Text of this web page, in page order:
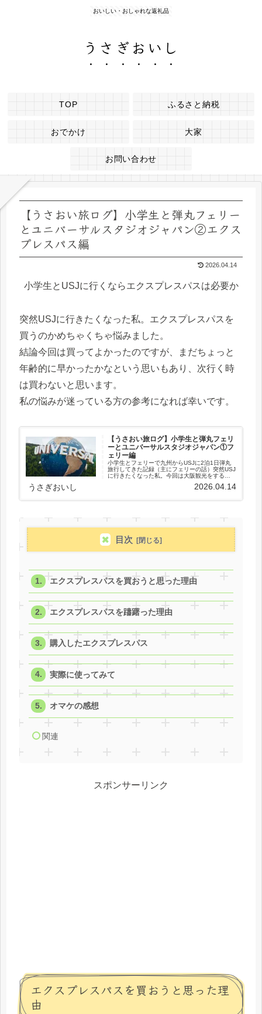
おいしい・おしゃれな返礼品
うさぎおいし
TOP ふるさと納税
おでかけ 大家
お問い合わせ
【うさおい旅ログ】小学生と弾丸フェリー
とユニバーサルスタジオジャパン②エクス
プレスパス編
2026.04.14
小学生とUSJに行くならエクスプレスパスは必要か
突然USJに行きたくなった私。エクスプレスパスを
買うのかめちゃくちゃ悩みました。
結論今回は買ってよかったのですが、まだちょっと
年齢的に早かったかなという思いもあり、次行く時
は買わないと思います。
私の悩みが迷っている方の参考になれば幸いです。
【うさおい旅ログ】小学生と弾丸フェリ
ーとユニバーサルスタジオジャパン①フ
ェリー編
小学生とフェリーで九州からUSJに2泊1日弾丸
旅行してきた記録（主にフェリーの話）突然USJ
に行きたくなった私。今回は大阪観光をするつ
もりがなく、USJだけ満喫できればいい、という
ことで、小学生の子供と一緒に新門司港〜大阪
うさぎおいし 2026.04.14
目次
エクスプレスパスを買おうと思った理由
エクスプレスパスを躊躇った理由
購入したエクスプレスパス
実際に使ってみて
オマケの感想
関連
スポンサーリンク
エクスプレスパスを買おうと思った理
由